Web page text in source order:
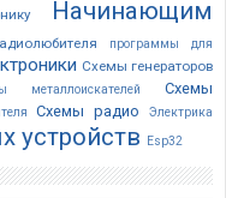
Начинающим
программы для
Схемы генераторов
металлоискателей
Схемы
Схемы радио
Электрика
устройств Esp32